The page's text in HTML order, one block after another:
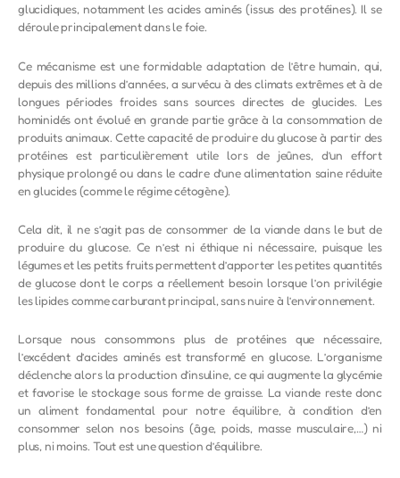
glucidiques, notamment les acides aminés (issus des protéines). Il se
déroule principalement dans le foie.
Ce mécanisme est une formidable adaptation de l’être humain, qui,
depuis des millions d’années, a survécu à des climats extrêmes et à de
longues périodes froides sans sources directes de glucides. Les
hominidés ont évolué en grande partie grâce à la consommation de
produits animaux. Cette capacité de produire du glucose à partir des
protéines est particulièrement utile lors de jeûnes, d’un effort
physique prolongé ou dans le cadre d’une alimentation saine réduite
en glucides (comme le régime cétogène).
Cela dit, il ne s’agit pas de consommer de la viande dans le but de
produire du glucose. Ce n’est ni éthique ni nécessaire, puisque les
légumes et les petits fruits permettent d’apporter les petites quantités
de glucose dont le corps a réellement besoin lorsque l’on privilégie
les lipides comme carburant principal, sans nuire à l’environnement.
Lorsque nous consommons plus de protéines que nécessaire,
l’excédent d’acides aminés est transformé en glucose. L’organisme
déclenche alors la production d’insuline, ce qui augmente la glycémie
et favorise le stockage sous forme de graisse. La viande reste donc
un aliment fondamental pour notre équilibre, à condition d’en
consommer selon nos besoins (âge, poids, masse musculaire,…) ni
plus, ni moins. Tout est une question d’équilibre.